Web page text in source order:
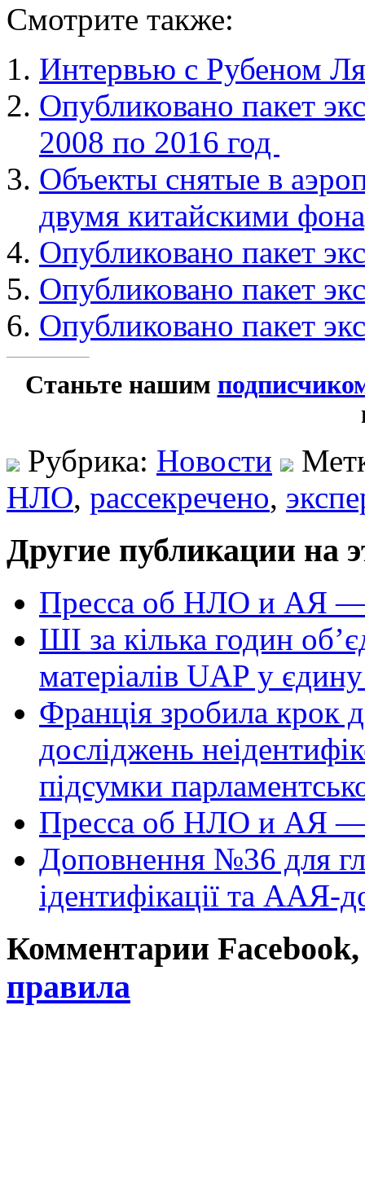
Смотрите также:
Интервью с Рубеном
Опубликовано пакет
2008 по 2016 год
Объекты снятые в
двумя китайскими
Опубликовано пакет
Опубликовано пакет
Опубликовано пакет
Станьте нашим
Рубрика: Новости
НЛО, рассекречено,
Другие публикации на
Пресса об НЛО и АЯ —
ШІ за кілька годин
матеріалів UAP у
Франція зробила крок
досліджень
підсумки
Пресса об НЛО и АЯ —
Доповнення №36 для
ідентифікації та ААЯ-
Комментарии
правила